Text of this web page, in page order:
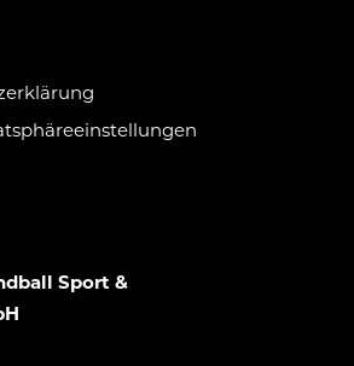
Sport &